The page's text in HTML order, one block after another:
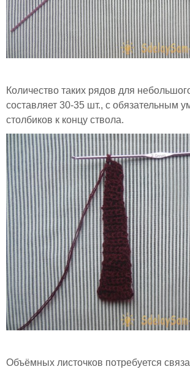
Количество таких рядов для
составляет 30-35 шт., с обязательным
столбиков к концу ствола.
Объёмных листочков потребуется